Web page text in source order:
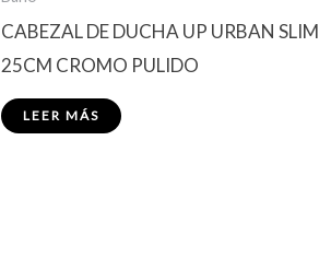
CABEZAL DE DUCHA UP URBAN SLIM
25CM CROMO PULIDO
LEER MÁS